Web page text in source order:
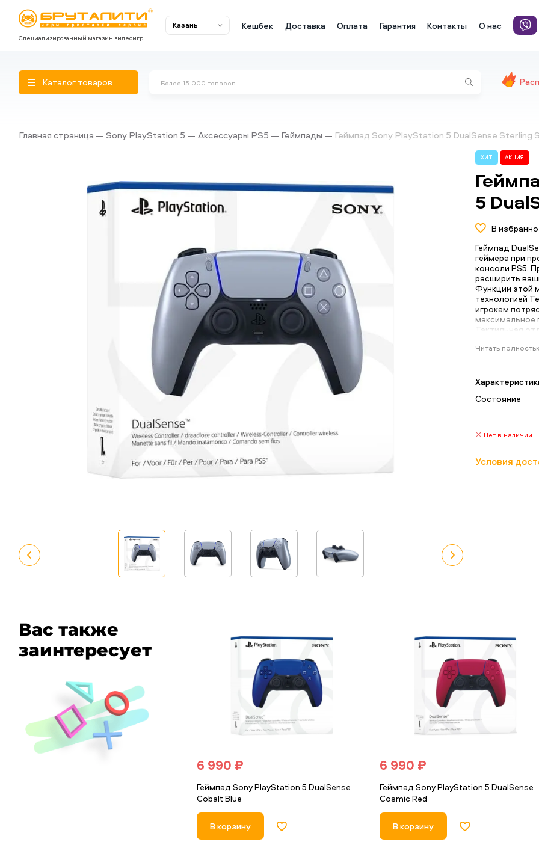
Специализированный магазин видеоигр
Казань Кешбек Доставка Оплата Гарантия Контакты О нас
Каталог товаров
Главная страница Sony PlayStation 5 Аксессуары PS5 Геймпады Геймпад Sony PlayStation 5 DualSense Sterling
ХИТ АКЦИЯ
5
В
Геймпад
геймера при
консоли PS5.
расширить
Функции этой
технологией
игрокам
максимальное
Тактильная
Геймпад
контроллера
сможете
тиммейтами
(данные
Читать
Состояние
Нет в наличии
Условия
Вас также
заинтересует
6 990 ₽
Геймпад Sony PlayStation 5 DualSense
Cobalt Blue
В корзину
6 990 ₽
Геймпад Sony PlayStation 5 DualSense
Cosmic Red
В корзину